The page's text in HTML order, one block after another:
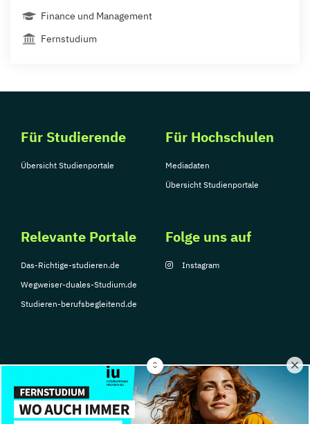
Finance und Management
Fernstudium
Für Studierende
Übersicht Studienportale
Für Hochschulen
Mediadaten
Übersicht Studienportale
Relevante Portale
Das-Richtige-studieren.de
Wegweiser-duales-Studium.de
Studieren-berufsbegleitend.de
Folge uns auf
Instagram
© Copyright 2026, TarGroup Media GmbH
Impressum
Datenschutzerklärung Nutzungsbedingungen